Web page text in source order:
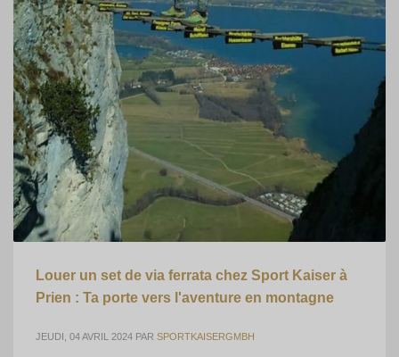
Louer un set de via ferrata chez Sport Kaiser à
Prien : Ta porte vers l'aventure en montagne
JEUDI, 04 AVRIL 2024 PAR SPORTKAISERGMBH